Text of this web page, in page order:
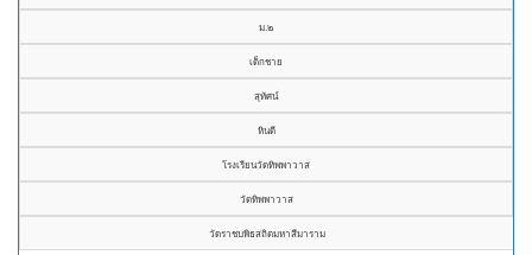
ม.๒
เด็กชาย
สุทัศน์
หินดี
โรงเรียนวัดทิพพาวาส
วัดทิพพาวาส
วัดราชบพิธสถิตมหาสีมาราม